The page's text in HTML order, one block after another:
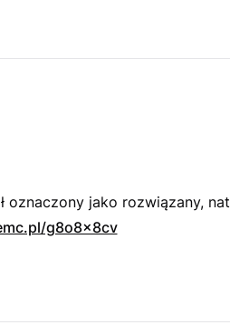
oznaczony jako rozwiązany,
g8o8x8cv